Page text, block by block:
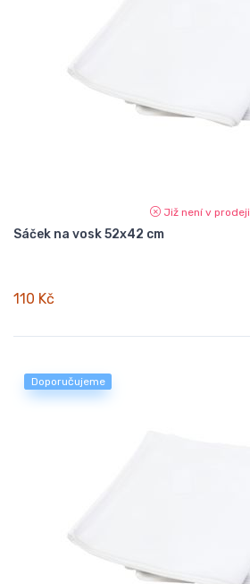
Již není v prodeji
Sáček na vosk 52x42 cm
110 Kč
Doporučujeme